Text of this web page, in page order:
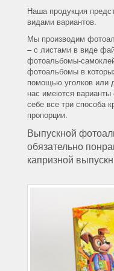
Наша продукция
видами вариантов.
Мы производим
– с листами в виде
фотоальбомы-
фотоальбомы в
помощью уголков или
нас имеются
себе все три способа
пропорции.
Выпускной
обязательно
капризной